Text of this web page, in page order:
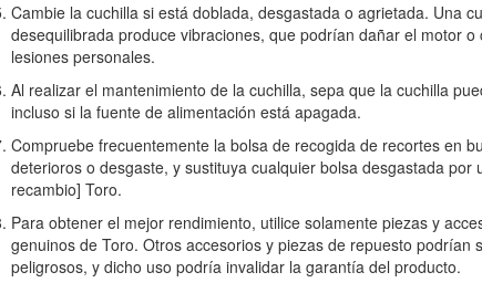
Cambie la cuchilla si está doblada, desgastada o agrietada. Una
desequilibrada produce vibraciones, que podrían dañar el motor o
lesiones personales.
Al realizar el mantenimiento de la cuchilla, sepa que la cuchilla
incluso si la fuente de alimentación está apagada.
Compruebe frecuentemente la bolsa de recogida de recortes en
deterioros o desgaste, y sustituya cualquier bolsa desgastada por
recambio] Toro.
Para obtener el mejor rendimiento, utilice solamente piezas y
genuinos de Toro. Otros accesorios y piezas de repuesto podrían
peligrosos, y dicho uso podría invalidar la garantía del producto.
eléctrico, retire la batería de la máquina y espere a que
con arreglo a lo indicado en las instrucciones. Haga que un
idénticas.
el mantenimiento de la máquina.
para mantener el equilibrio. Limpie la cuchilla y asegúrese de
o agrietada. Una cuchilla desequilibrada produce
sepa que la cuchilla puede moverse incluso si la fuente de